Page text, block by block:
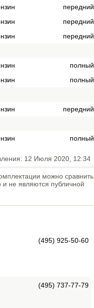
передний
передний
передний
полный
полный
передний
полный
12 Июля 2020, 12:34
можно сравнить
не являются публичной
(495) 925-50-60
(495) 737-77-79